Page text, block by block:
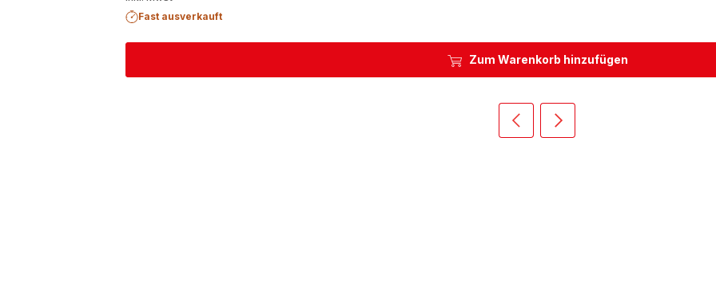
Zum Warenkorb hinzufügen
Fast ausverkauft
VorherigeWeiter